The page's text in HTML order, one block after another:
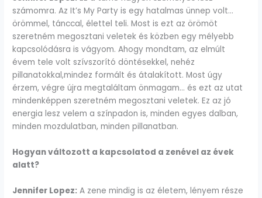
számomra. Az It’s My Party is egy hatalmas ünnep volt…
örömmel, tánccal, élettel teli. Most is ezt az örömöt
szeretném megosztani veletek és közben egy mélyebb
kapcsolódásra is vágyom. Ahogy mondtam, az elmúlt
évem tele volt szívszorító döntésekkel, nehéz
pillanatokkal,mindez formált és átalakított. Most úgy
érzem, végre újra megtaláltam önmagam… és ezt az utat
mindenképpen szeretném megosztani veletek. Ez az jó
energia lesz velem a színpadon is, minden egyes dalban,
minden mozdulatban, minden pillanatban.
Hogyan változott a kapcsolatod a zenével az évek
alatt?
Jennifer Lopez: A zene mindig is az életem, lényem része